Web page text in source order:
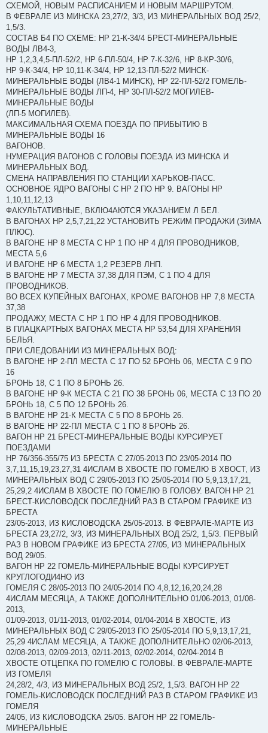
СХЕМОЙ, НОВЫМ РАСПИСАНИЕМ И НОВЫМ МАРШРУТОМ.
В ФЕВРАЛЕ ИЗ МИНСКА 23,27/2, 3/3, ИЗ МИНЕРАЛЬНЫХ ВОД 25/2,
1,5/3.
СОСТАВ Б4 ПО СХЕМЕ: НР 21-К-34/4 БРЕСТ-МИНЕРАЛЬНЫЕ
ВОДЫ ЛВ4-3,
НР 1,2,3,4,5-ПЛ-52/2, НР 6-ПЛ-50/4, НР 7-К-32/6, НР 8-КР-30/6,
НР 9-К-34/4, НР 10,11-К-34/4, НР 12,13-ПЛ-52/2 МИНСК-
МИНЕРАЛЬНЫЕ ВОДЫ (ЛВ4-1 МИНСК), НР 22-ПЛ-52/2 ГОМЕЛЬ-
МИНЕРАЛЬНЫЕ ВОДЫ ЛП-4, НР 30-ПЛ-52/2 МОГИЛЕВ-
МИНЕРАЛЬНЫЕ ВОДЫ
(ЛП-5 МОГИЛЕВ).
МАКСИМАЛЬНАЯ СХЕМА ПОЕЗДА ПО ПРИБЫТИЮ В
МИНЕРАЛЬНЫЕ ВОДЫ 16
ВАГОНОВ.
НУМЕРАЦИЯ ВАГОНОВ С ГОЛОВЫ ПОЕЗДА ИЗ МИНСКА И
МИНЕРАЛЬНЫХ ВОД.
СМЕНА НАПРАВЛЕНИЯ ПО СТАНЦИИ ХАРЬКОВ-ПАСС.
ОСНОВНОЕ ЯДРО ВАГОНЫ С НР 2 ПО НР 9. ВАГОНЫ НР
1,10,11,12,13
ФАКУЛЬТАТИВНЫЕ, ВКЛЮ4АЮТСЯ УКАЗАНИЕМ Л БЕЛ.
В ВАГОНАХ НР 2,5,7,21,22 УСТАНОВИТЬ РЕЖИМ ПРОДАЖИ (ЗИМА
ПЛЮС).
В ВАГОНЕ НР 8 МЕСТА С НР 1 ПО НР 4 ДЛЯ ПРОВОДНИКОВ,
МЕСТА 5,6
И ВАГОНЕ НР 6 МЕСТА 1,2 РЕЗЕРВ ЛНП.
В ВАГОНЕ НР 7 МЕСТА 37,38 ДЛЯ ПЭМ, С 1 ПО 4 ДЛЯ
ПРОВОДНИКОВ.
ВО ВСЕХ КУПЕЙНЫХ ВАГОНАХ, КРОМЕ ВАГОНОВ НР 7,8 МЕСТА
37,38
ПРОДАЖУ, МЕСТА С НР 1 ПО НР 4 ДЛЯ ПРОВОДНИКОВ.
В ПЛАЦКАРТНЫХ ВАГОНАХ МЕСТА НР 53,54 ДЛЯ ХРАНЕНИЯ
БЕЛЬЯ.
ПРИ СЛЕДОВАНИИ ИЗ МИНЕРАЛЬНЫХ ВОД:
В ВАГОНЕ НР 2-ПЛ МЕСТА С 17 ПО 52 БРОНЬ 06, МЕСТА С 9 ПО
16
БРОНЬ 18, С 1 ПО 8 БРОНЬ 26.
В ВАГОНЕ НР 9-К МЕСТА С 21 ПО 38 БРОНЬ 06, МЕСТА С 13 ПО 20
БРОНЬ 18, С 5 ПО 12 БРОНЬ 26.
В ВАГОНЕ НР 21-К МЕСТА С 5 ПО 8 БРОНЬ 26.
В ВАГОНЕ НР 22-ПЛ МЕСТА С 1 ПО 8 БРОНЬ 26.
ВАГОН НР 21 БРЕСТ-МИНЕРАЛЬНЫЕ ВОДЫ КУРСИРУЕТ
ПОЕЗДАМИ
НР 76/356-355/75 ИЗ БРЕСТА С 27/05-2013 ПО 23/05-2014 ПО
3,7,11,15,19,23,27,31 4ИСЛАМ В ХВОСТЕ ПО ГОМЕЛЮ В ХВОСТ, ИЗ
МИНЕРАЛЬНЫХ ВОД С 29/05-2013 ПО 25/05-2014 ПО 5,9,13,17,21,
25,29,2 4ИСЛАМ В ХВОСТЕ ПО ГОМЕЛЮ В ГОЛОВУ. ВАГОН НР 21
БРЕСТ-КИСЛОВОДСК ПОСЛЕДНИЙ РАЗ В СТАРОМ ГРАФИКЕ ИЗ
БРЕСТА
23/05-2013, ИЗ КИСЛОВОДСКА 25/05-2013. В ФЕВРАЛЕ-МАРТЕ ИЗ
БРЕСТА 23,27/2, 3/3, ИЗ МИНЕРАЛЬНЫХ ВОД 25/2, 1,5/3. ПЕРВЫЙ
РАЗ В НОВОМ ГРАФИКЕ ИЗ БРЕСТА 27/05, ИЗ МИНЕРАЛЬНЫХ
ВОД 29/05.
ВАГОН НР 22 ГОМЕЛЬ-МИНЕРАЛЬНЫЕ ВОДЫ КУРСИРУЕТ
КРУГЛОГОДИ4НО ИЗ
ГОМЕЛЯ С 28/05-2013 ПО 24/05-2014 ПО 4,8,12,16,20,24,28
4ИСЛАМ МЕСЯЦА, А ТАКЖЕ ДОПОЛНИТЕЛЬНО 01/06-2013, 01/08-
2013,
01/09-2013, 01/11-2013, 01/02-2014, 01/04-2014 В ХВОСТЕ, ИЗ
МИНЕРАЛЬНЫХ ВОД С 29/05-2013 ПО 25/05-2014 ПО 5,9,13,17,21,
25,29 4ИСЛАМ МЕСЯЦА, А ТАКЖЕ ДОПОЛНИТЕЛЬНО 02/06-2013,
02/08-2013, 02/09-2013, 02/11-2013, 02/02-2014, 02/04-2014 В
ХВОСТЕ ОТЦЕПКА ПО ГОМЕЛЮ С ГОЛОВЫ. В ФЕВРАЛЕ-МАРТЕ
ИЗ ГОМЕЛЯ
24,28/2, 4/3, ИЗ МИНЕРАЛЬНЫХ ВОД 25/2, 1,5/3. ВАГОН НР 22
ГОМЕЛЬ-КИСЛОВОДСК ПОСЛЕДНИЙ РАЗ В СТАРОМ ГРАФИКЕ ИЗ
ГОМЕЛЯ
24/05, ИЗ КИСЛОВОДСКА 25/05. ВАГОН НР 22 ГОМЕЛЬ-
МИНЕРАЛЬНЫЕ